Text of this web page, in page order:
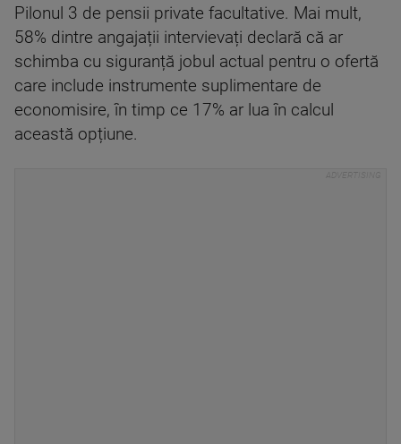
Pilonul 3 de pensii private facultative. Mai mult,
58% dintre angajații intervievați declară că ar
schimba cu siguranță jobul actual pentru o ofertă
care include instrumente suplimentare de
economisire, în timp ce 17% ar lua în calcul
această opțiune.